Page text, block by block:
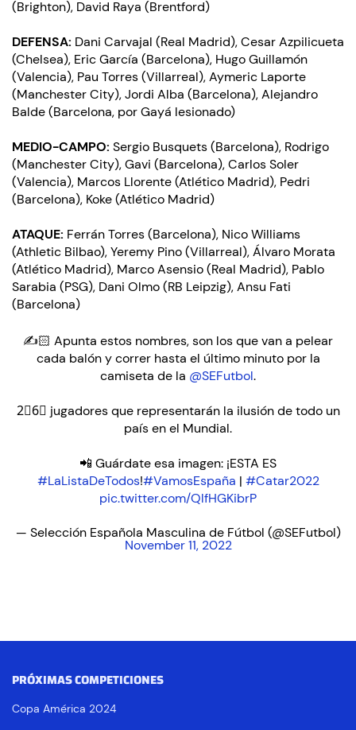
(Brighton), David Raya (Brentford)
DEFENSA: Dani Carvajal (Real Madrid), Cesar Azpilicueta
(Chelsea), Eric García (Barcelona), Hugo Guillamón
(Valencia), Pau Torres (Villarreal), Aymeric Laporte
(Manchester City), Jordi Alba (Barcelona), Alejandro
Balde (Barcelona, por Gayá lesionado)
MEDIO-CAMPO: Sergio Busquets (Barcelona), Rodrigo
(Manchester City), Gavi (Barcelona), Carlos Soler
(Valencia), Marcos Llorente (Atlético Madrid), Pedri
(Barcelona), Koke (Atlético Madrid)
ATAQUE: Ferrán Torres (Barcelona), Nico Williams
(Athletic Bilbao), Yeremy Pino (Villarreal), Álvaro Morata
(Atlético Madrid), Marco Asensio (Real Madrid), Pablo
Sarabia (PSG), Dani Olmo (RB Leipzig), Ansu Fati
(Barcelona)
✍️🏻 Apunta estos nombres, son los que van a pelear
cada balón y correr hasta el último minuto por la
camiseta de la @SEFutbol.
2⃣6⃣ jugadores que representarán la ilusión de todo un
país en el Mundial.
📲 Guárdate esa imagen: ¡ESTA ES
#LaListaDeTodos!#VamosEspaña | #Catar2022
pic.twitter.com/QlfHGKibrP
— Selección Española Masculina de Fútbol (@SEFutbol)
November 11, 2022
PRÓXIMAS COMPETICIONES
Copa América 2024